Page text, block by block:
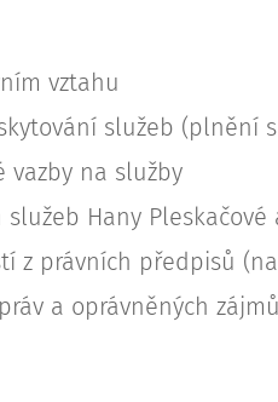
vztahu
služeb (plnění
vazby na služby
Hany
z právních předpisů
a oprávněných